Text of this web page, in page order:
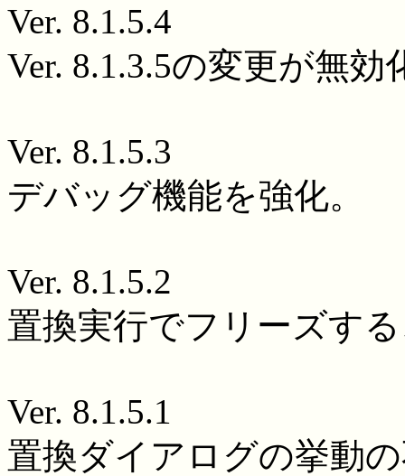
Ver. 8.1.5.4
Ver. 8.1.3.5の変更が無
Ver. 8.1.5.3
デバッグ機能を強化。
Ver. 8.1.5.2
置換実行でフリーズす
Ver. 8.1.5.1
置換ダイアログの挙動